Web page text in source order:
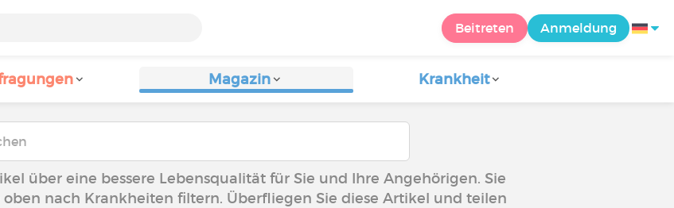
Beitreten Anmeldung
Magazin Krankheit
über eine bessere Lebensqualität für Sie und Ihre Angehörigen. Sie
nach Krankheiten filtern. Überfliegen Sie diese Artikel und teilen